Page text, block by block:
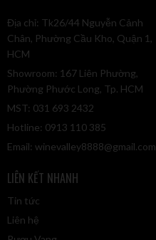
Địa chỉ: Tk26/44 Nguyễn Cảnh
Chân, Phường Cầu Kho, Quận 1,
HCM
Showroom: 167 Liên Phường,
Phường Phước Long, Tp. HCM
MST: 031 693 2432
Hotline: 0913 110 385
Email: winevalley8888@gmail.com
LIÊN KẾT NHANH
Tin tức
Liên hệ